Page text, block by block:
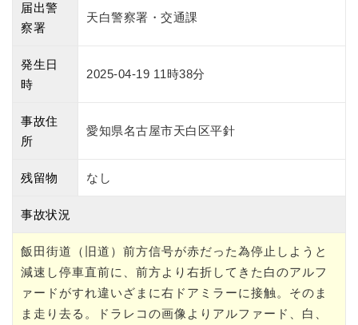
届出警
察署
天白警察署・交通課
発生日
時
2025-04-19 11時38分
事故住
所
愛知県名古屋市天白区平針
残留物 なし
事故状況
飯田街道（旧道）前方信号が赤だった為停止しようと
減速し停車直前に、前方より右折してきた白のアルフ
ァードがすれ違いざまに右ドアミラーに接触。そのま
ま走り去る。ドラレコの画像よりアルファード、白、